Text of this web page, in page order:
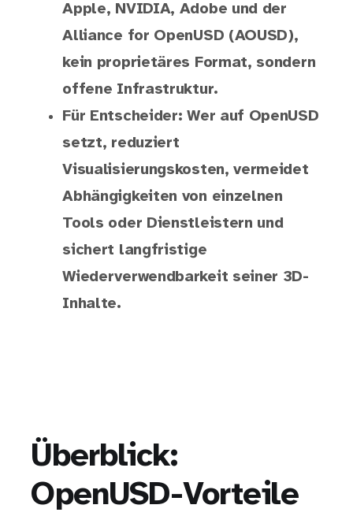
Apple, NVIDIA, Adobe und der
Alliance for OpenUSD (AOUSD),
kein proprietäres Format, sondern
offene Infrastruktur.
Für Entscheider: Wer auf OpenUSD
setzt, reduziert
Visualisierungskosten, vermeidet
Abhängigkeiten von einzelnen
Tools oder Dienstleistern und
sichert langfristige
Wiederverwendbarkeit seiner 3D-
Inhalte.
Überblick:
OpenUSD-Vorteile